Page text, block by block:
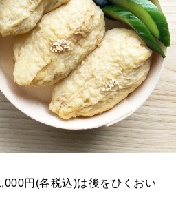
円(各税込)は後をひくおい